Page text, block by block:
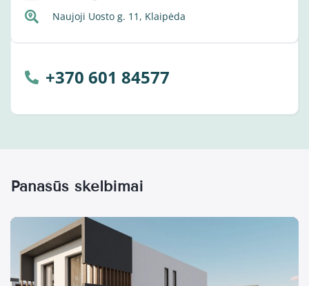
Naujoji Uosto g. 11, Klaipėda
+370 601 84577
Panašūs skelbimai